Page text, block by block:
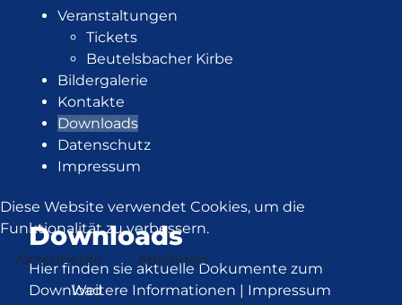
Veranstaltungen
Tickets
Beutelsbacher Kirbe
Bildergalerie
Kontakte
Downloads
Datenschutz
Impressum
Downloads
Hier finden sie aktuelle Dokumente zum
Download
Diese Website verwendet Cookies, um die
Funktionalität zu verbessern.
Akzeptieren
Ablehnen
Weitere Informationen | Impressum